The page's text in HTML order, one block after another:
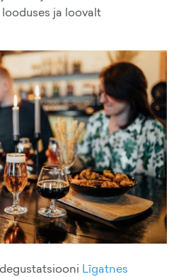
ja loovalt
Līgatnes